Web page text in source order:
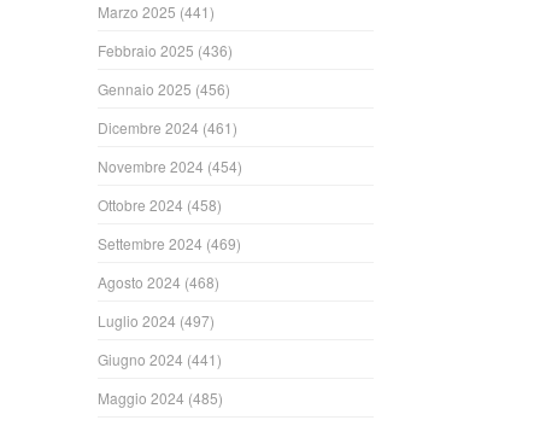
Marzo 2025 (441)
Febbraio 2025 (436)
Gennaio 2025 (456)
Dicembre 2024 (461)
Novembre 2024 (454)
Ottobre 2024 (458)
Settembre 2024 (469)
Agosto 2024 (468)
Luglio 2024 (497)
Giugno 2024 (441)
Maggio 2024 (485)